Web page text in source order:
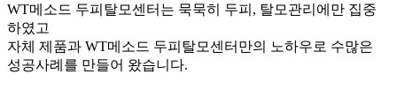
WT메소드 두피탈모센터는 묵묵히 두피, 탈모관리에만 집중
하였고
자체 제품과 WT메소드 두피탈모센터만의 노하우로 수많은
성공사례를 만들어 왔습니다.